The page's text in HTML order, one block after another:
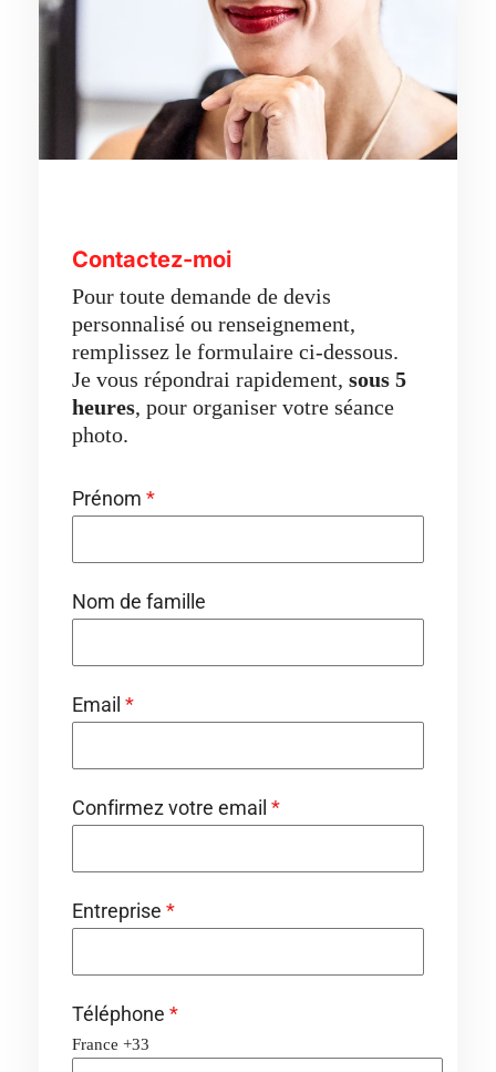
Contactez-moi
Pour toute demande de devis
personnalisé ou renseignement,
remplissez le formulaire ci-dessous.
Je vous répondrai rapidement, sous 5
heures, pour organiser votre séance
photo.
Prénom *
Nom de famille
Email *
Confirmez votre email *
Entreprise *
Téléphone *
France +33